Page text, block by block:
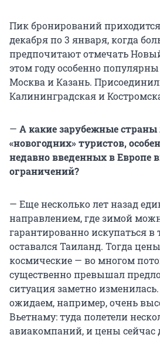
Пик бронирований приходится
декабря по 3 января, когда
предпочитают отмечать
этом году особенно
Москва и Казань.
Калининградская и
— А какие зарубежные
«новогодних» туристов,
недавно введенных в Европе
ограничений?
— Еще несколько лет назад
направлением, где зимой
гарантированно искупаться в
оставался Таиланд. Тогда
космические — во многом
существенно превышал
ситуация заметно
ожидаем, например, очень
Вьетнаму: туда полетели
авиакомпаний, и цены сейчас